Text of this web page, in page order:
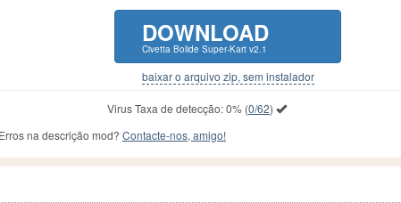
DOWNLOAD
Civetta Bolide Super-Kart v2.1
baixar o arquivo zip, sem instalador
Virus Taxa de detecção:0%(0/62)
na descrição mod? Contacte-nos, amigo!